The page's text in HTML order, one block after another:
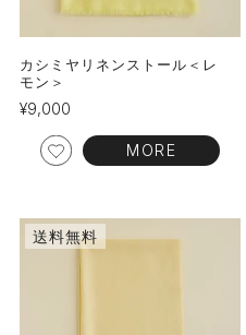
カシミヤリネンストール＜レ
モン＞
¥9,000
MORE
送料無料